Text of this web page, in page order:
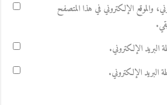
والموقع الإلكتروني في هذا المتصفح
البريد الإلكتروني.
البريد الإلكتروني.